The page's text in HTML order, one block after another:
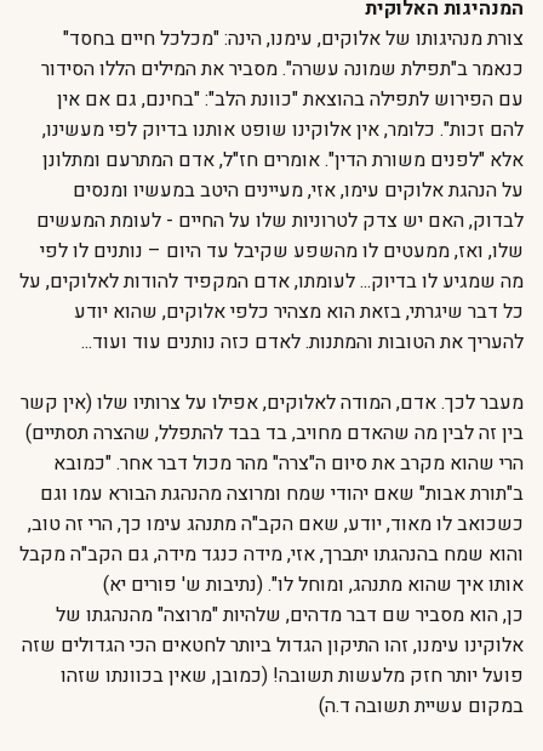
המנהיגות האלוקית
צורת מנהיגותו של אלוקים, עימנו, הינה: "מכלכל חיים בחסד"
כנאמר ב"תפילת שמונה עשרה". מסביר את המילים הללו הסידור
עם הפירוש לתפילה בהוצאת "כוונת הלב": "בחינם, גם אם אין
להם זכות". כלומר, אין אלוקינו שופט אותנו בדיוק לפי מעשינו,
אלא "לפנים משורת הדין". אומרים חז"ל, אדם המתרעם ומתלונן
על הנהגת אלוקים עימו, אזי, מעיינים היטב במעשיו ומנסים
לבדוק, האם יש צדק לטרוניות שלו על החיים - לעומת המעשים
שלו, ואז, ממעטים לו מהשפע שקיבל עד היום – נותנים לו לפי
מה שמגיע לו בדיוק... לעומתו, אדם המקפיד להודות לאלוקים, על
כל דבר שיגרתי, בזאת הוא מצהיר כלפי אלוקים, שהוא יודע
להעריך את הטובות והמתנות. לאדם כזה נותנים עוד ועוד...
מעבר לכך. אדם, המודה לאלוקים, אפילו על צרותיו שלו (אין קשר
בין זה לבין מה שהאדם מחויב, בד בבד להתפלל, שהצרה תסתיים)
הרי שהוא מקרב את סיום ה"צרה" מהר מכול דבר אחר. "כמובא
ב"תורת אבות" שאם יהודי שמח ומרוצה מהנהגת הבורא עמו וגם
כשכואב לו מאוד, יודע, שאם הקב"ה מתנהג עימו כך, הרי זה טוב,
והוא שמח בהנהגתו יתברך, אזי, מידה כנגד מידה, גם הקב"ה מקבל
אותו איך שהוא מתנהג, ומוחל לו". (נתיבות ש' פורים יא)
כן, הוא מסביר שם דבר מדהים, שלהיות "מרוצה" מהנהגתו של
אלוקינו עימנו, זהו התיקון הגדול ביותר לחטאים הכי הגדולים שזה
פועל יותר חזק מלעשות תשובה! (כמובן, שאין בכוונתו שזהו
במקום עשיית תשובה ד.ה)